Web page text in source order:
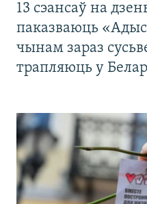
13 сэансаў на
паказваюць
чынам зараз
трапляюць у